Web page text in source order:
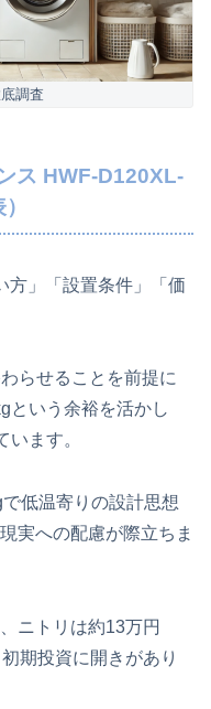
調査
ス HWF-D120XL-
方」「設置条件」「価
らせることを前提に
という余裕を活かし
います。
低温寄りの設計思想
実への配慮が際立ちま
ニトリは約13万円
期投資に開きがあり